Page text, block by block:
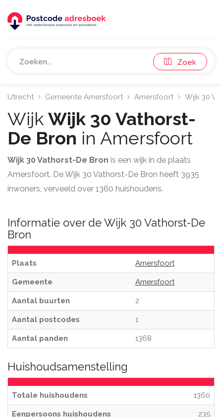
Zoek
Utrecht Gemeente Amersfoort Amersfoort Wijk 30
Wijk Wijk 30 Vathorst-
De Bron in Amersfoort
Wijk 30 Vathorst-De Bron is een wijk in de plaats
Amersfoort. De Wijk 30 Vathorst-De Bron heeft 3935
inwoners, verveeld over 1360 huishoudens.
Informatie over de Wijk 30 Vathorst-De
Bron
Plaats Amersfoort
Gemeente Amersfoort
Aantal buurten 2
Aantal postcodes 1
Aantal panden 1368
Huishoudsamenstelling
Totale huishoudens 1360
Eenpersoons huishoudens 235